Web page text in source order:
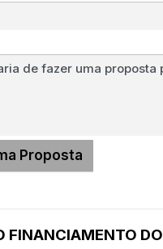
FINANCIAMENTO DO